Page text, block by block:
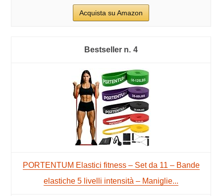
Acquista su Amazon
4
PORTENTUM Elastici fitness – Set da 11 – Bande
elastiche 5 livelli intensità – Maniglie...